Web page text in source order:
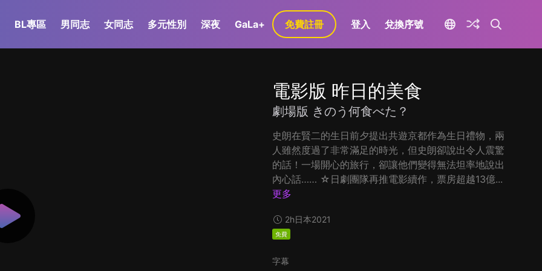
BL專區 男同志 女同志 多元性別 深夜 GaLa+ 免費註冊 登入 兌換序號
電影版 昨日的美食
劇場版 きのう何食べた？
史朗在賢二的生日前夕提出共遊京都作為生日禮物，兩
人雖然度過了非常滿足的時光，但史朗卻說出令人震驚
的話！一場開心的旅行，卻讓他們變得無法坦率地說出
內心話…… ☆日劇團隊再推電影續作，票房超越13億...
更多
2h日本2021
免費
字幕